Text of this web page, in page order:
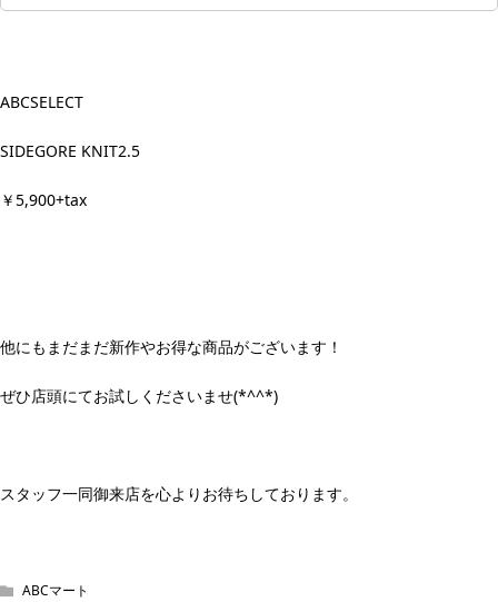
ABCSELECT
SIDEGORE KNIT2.5
￥5,900+tax
他にもまだまだ新作やお得な商品がございます！
ぜひ店頭にてお試しくださいませ(*^^*)
スタッフ一同御来店を心よりお待ちしております。
ABCマート